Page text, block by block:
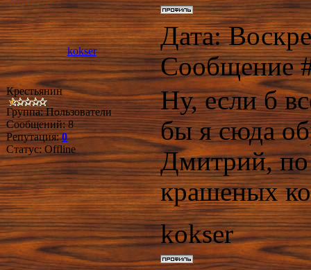
kokser
Дата:
Сообщение
Крестьянин
Группа: Пользователи
Сообщений:8
Репутация:0
Статус: Offline
Ну, если б
бы я сюда
Дмитрий, по
крашеных
kokser